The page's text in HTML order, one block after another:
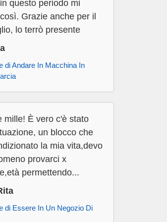
questo periodo mi
Grazie anche per il
lo terrò presente
di Andare In Macchina In
mille! È vero c'è stato
un blocco che
la mia vita,devo
provarci x
permettendo...
di Essere In Un Negozio Di